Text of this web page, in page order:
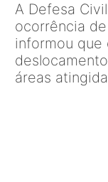
A Defesa
ocorrência
informou que
áreas